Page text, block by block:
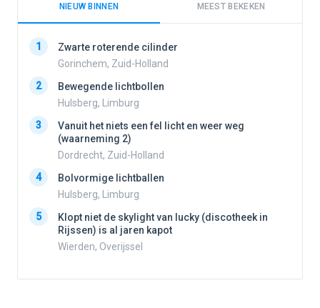
NIEUW BINNEN MEEST BEKEKEN
1
Zwarte roterende cilinder
Gorinchem, Zuid-Holland
2
Bewegende lichtbollen
Hulsberg, Limburg
3
Vanuit het niets een fel licht en weer weg
(waarneming 2)
Dordrecht, Zuid-Holland
4
Bolvormige lichtballen
Hulsberg, Limburg
5
Klopt niet de skylight van lucky (discotheek in
Rijssen) is al jaren kapot
Wierden, Overijssel